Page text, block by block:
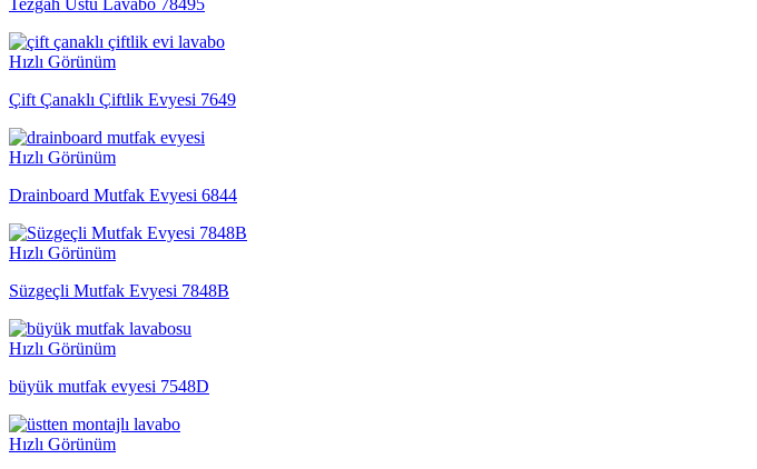
Hızlı Görünüm
Çift Çanaklı Çiftlik Evyesi 7649
Hızlı Görünüm
Drainboard Mutfak Evyesi 6844
Hızlı Görünüm
Süzgeçli Mutfak Evyesi 7848B
Hızlı Görünüm
büyük mutfak evyesi 7548D
Hızlı Görünüm